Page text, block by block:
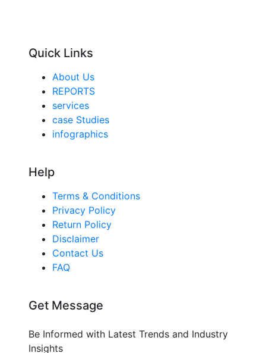
Quick Links
About Us
REPORTS
services
case Studies
infographics
Help
Terms & Conditions
Privacy Policy
Return Policy
Disclaimer
Contact Us
FAQ
Get Message
Be Informed with Latest Trends and Industry
Insights